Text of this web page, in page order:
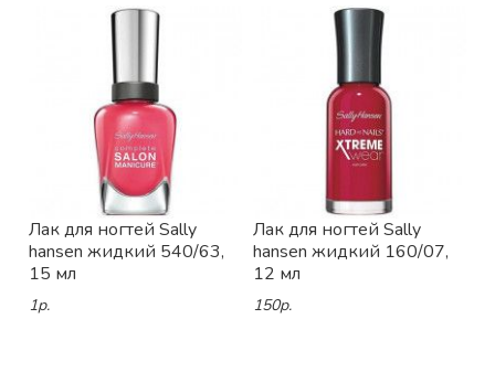
Лак для ногтей Sally
hansen жидкий 540/63,
15 мл
1р.
Лак для ногтей Sally
hansen жидкий 160/07,
12 мл
150р.